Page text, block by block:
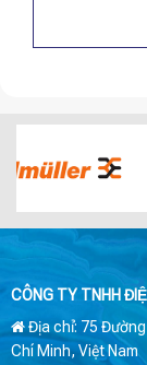
CÔNG TY TNHH
Địa chỉ: 75 Đường
Chí Minh, Việt Nam